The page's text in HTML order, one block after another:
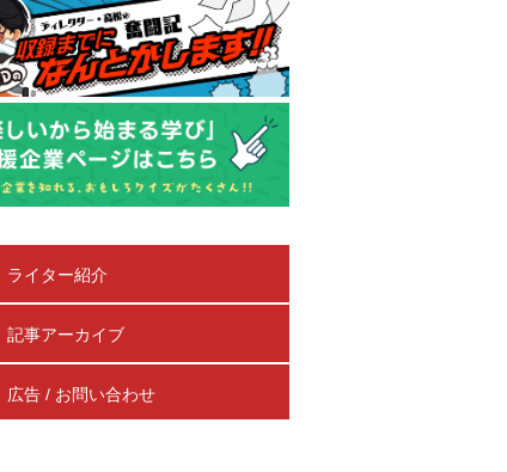
ライター紹介
記事アーカイブ
広告 / お問い合わせ